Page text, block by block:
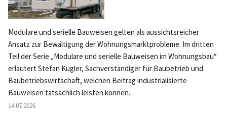
Modulare und serielle Bauweisen gelten als aussichtsreicher
Ansatz zur Bewältigung der Wohnungsmarktprobleme. Im dritten
Teil der Serie „Modulare und serielle Bauweisen im Wohnungsbau“
erläutert Stefan Kugler, Sachverständiger für Baubetrieb und
Baubetriebswirtschaft, welchen Beitrag industrialisierte
Bauweisen tatsächlich leisten können.
14.07.2026